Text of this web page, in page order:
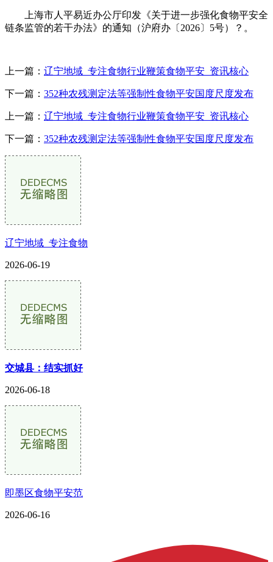
上海市人平易近办公厅印发《关于进一步强化食物平安全
链条监管的若干办法》的通知（沪府办〔2026〕5号）？。
上一篇： 辽宁地域_专注食物行业鞭策食物平安_资讯核心
下一篇： 352种农残测定法等强制性食物平安国度尺度发布
上一篇： 辽宁地域_专注食物行业鞭策食物平安_资讯核心
下一篇： 352种农残测定法等强制性食物平安国度尺度发布
辽宁地域_专注食物
2026-06-19
交城县：结实抓好
2026-06-18
即墨区食物平安范
2026-06-16